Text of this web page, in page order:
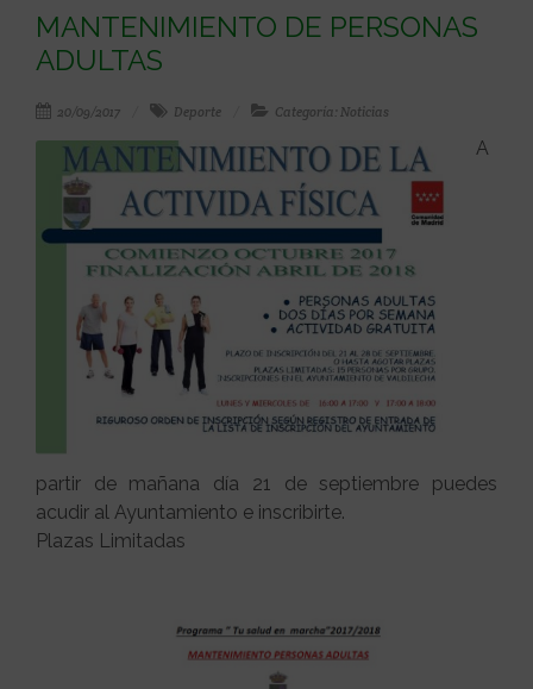
MANTENIMIENTO DE PERSONAS
ADULTAS
20/09/2017 Deporte Categoría: Noticias
A
partir de mañana día 21 de septiembre puedes
acudir al Ayuntamiento e inscribirte.
Plazas Limitadas